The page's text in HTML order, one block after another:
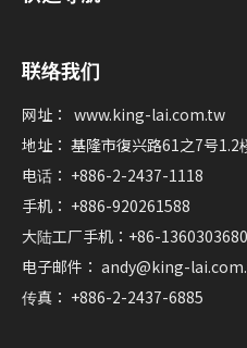
联络我们
网址： www.king-lai.com.tw
地址： 基隆市復兴路61之7号1.2
电话： +886-2-2437-1118
手机： +886-920261588
大陆工厂手机：+86-
电子邮件： andy@king-
传真： +886-2-2437-6885